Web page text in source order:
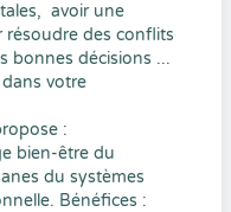
avoir une
résoudre des conflits
bonnes décisions ...
votre
:
bien-être du
du systèmes
Bénéfices :